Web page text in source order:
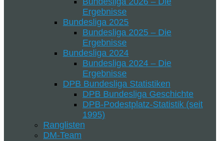
Ergebnisse
Bundesliga 2025
Bundesliga 2025 – Die
Ergebnisse
Bundesliga 2024
Bundesliga 2024 – Die
Ergebnisse
DPB Bundesliga Statistiken
DPB Bundesliga Geschichte
DPB-Podestplatz-Statistik (seit
1995)
Ranglisten
DM-Team